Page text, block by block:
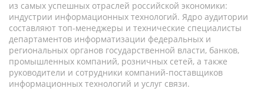
из самых успешных отраслей российской экономики:
индустрии информационных технологий. Ядро аудитории
составляют топ-менеджеры и технические специалисты
департаментов информатизации федеральных и
региональных органов государственной власти, банков,
промышленных компаний, розничных сетей, а также
руководители и сотрудники компаний-поставщиков
информационных технологий и услуг связи.